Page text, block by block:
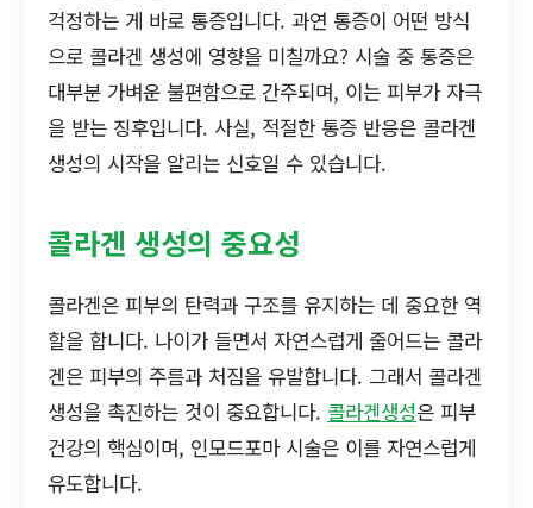
걱정하는 게 바로 통증입니다. 과연 통증이 어떤 방식
으로 콜라겐 생성에 영향을 미칠까요? 시술 중 통증은
대부분 가벼운 불편함으로 간주되며, 이는 피부가 자극
을 받는 징후입니다. 사실, 적절한 통증 반응은 콜라겐
생성의 시작을 알리는 신호일 수 있습니다.
콜라겐 생성의 중요성
콜라겐은 피부의 탄력과 구조를 유지하는 데 중요한 역
할을 합니다. 나이가 들면서 자연스럽게 줄어드는 콜라
겐은 피부의 주름과 처짐을 유발합니다. 그래서 콜라겐
생성을 촉진하는 것이 중요합니다. 콜라겐생성은 피부
건강의 핵심이며, 인모드포마 시술은 이를 자연스럽게
유도합니다.